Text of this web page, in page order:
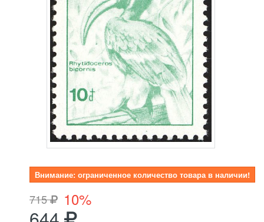
Внимание: ограниченное количество товара в наличии!
715 10%